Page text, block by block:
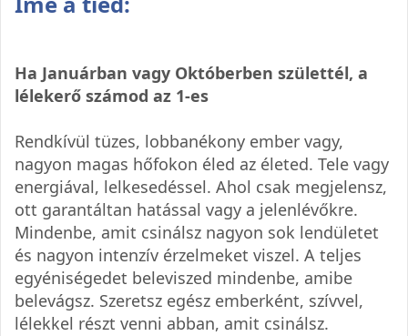
Ha Januárban vagy Októberben születtél, a
lélekerő számod az 1-es
Rendkívül tüzes, lobbanékony ember vagy,
nagyon magas hőfokon éled az életed. Tele vagy
energiával, lelkesedéssel. Ahol csak megjelensz,
ott garantáltan hatással vagy a jelenlévőkre.
Mindenbe, amit csinálsz nagyon sok lendületet
és nagyon intenzív érzelmeket viszel. A teljes
egyéniségedet beleviszed mindenbe, amibe
belevágsz. Szeretsz egész emberként, szívvel,
lélekkel részt venni abban, amit csinálsz.